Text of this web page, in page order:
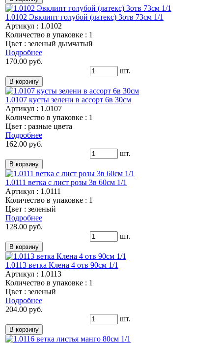
1.0102 Эвклипт голубой (латекс) 3отв 73см 1/1
Артикул : 1.0102
Количество в упаковке : 1
Цвет : зеленый дымчатый
Подробнее
170.00 руб.
шт.
1.0107 кусты зелени в ассорт 6в 30см
Артикул : 1.0107
Количество в упаковке : 1
Цвет : разные цвета
Подробнее
162.00 руб.
шт.
1.0111 ветка с лист розы 3в 60см 1/1
Артикул : 1.0111
Количество в упаковке : 1
Цвет : зеленый
Подробнее
128.00 руб.
шт.
1.0113 ветка Клена 4 отв 90см 1/1
Артикул : 1.0113
Количество в упаковке : 1
Цвет : зеленый
Подробнее
204.00 руб.
шт.